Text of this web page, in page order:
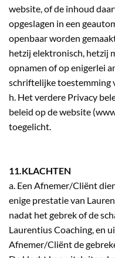
website, of de inhoud
opgeslagen in een
openbaar worden
hetzij elektronisch, hetzij
opnamen of op enigerlei
schriftelijke toestemming
h. Het verdere Privacy
beleid op de website
toegelicht.
11.KLACHTEN
a. Een Afnemer/Cliënt
enige prestatie van
nadat het gebrek of de
Laurentius Coaching, en
Afnemer/Cliënt de